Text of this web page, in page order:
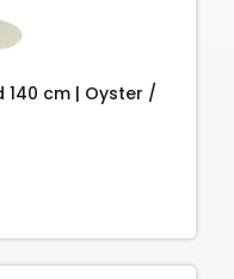
140 cm | Oyster /